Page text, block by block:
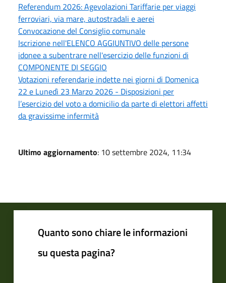
Referendum 2026: Agevolazioni Tariffarie per viaggi
ferroviari, via mare, autostradali e aerei
Convocazione del Consiglio comunale
Iscrizione nell'ELENCO AGGIUNTIVO delle persone
idonee a subentrare nell'esercizio delle funzioni di
COMPONENTE DI SEGGIO
Votazioni referendarie indette nei giorni di Domenica
22 e Lunedì 23 Marzo 2026 - Disposizioni per
l’esercizio del voto a domicilio da parte di elettori affetti
da gravissime infermità
Ultimo aggiornamento: 10 settembre 2024, 11:34
Quanto sono chiare le informazioni
su questa pagina?